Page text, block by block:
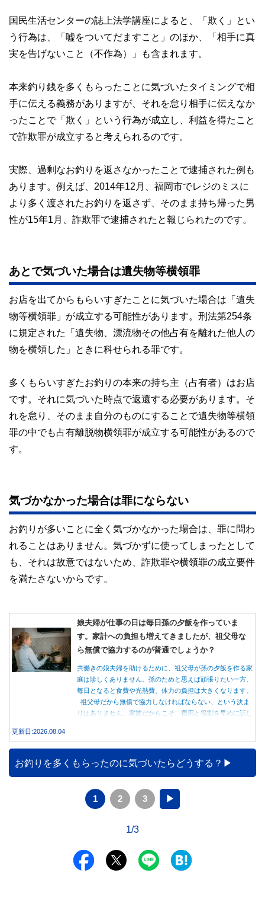
国民生活センターの誌上法学講座によると、「欺く」とい
う行為は、「嘘をついてだますこと」のほか、「相手に真
実を告げないこと（不作為）」も含まれます。
本来釣り銭を多くもらったことに気づいたタイミングで相
手に伝える義務がありますが、それを怠り相手に伝えなか
ったことで「欺く」という行為が成立し、利益を得たこと
で詐欺罪が成立すると考えられるのです。
実際、過剰なお釣りを返さなかったことで逮捕された例も
あります。例えば、2014年12月、福岡市でレジのミスに
より多く渡されたお釣りを返さず、そのまま持ち帰った男
性が15年1月、詐欺罪で逮捕されたと報じられたのです。
あとで気づいた場合は遺失物等横領罪
お店を出てからもらいすぎたことに気づいた場合は「遺失
物等横領罪」が成立する可能性があります。刑法第254条
に規定された「遺失物、漂流物その他占有を離れた他人の
物を横領した」ときに科せられる罪です。
多くもらいすぎたお釣りの本来の持ち主（占有者）はお店
です。それに気づいた時点で返還する必要があります。そ
れを怠り、そのまま自分のものにすることで遺失物等横領
罪の中でも占有離脱物横領罪が成立する可能性があるので
す。
気づかなかった場合は罪にならない
お釣りが多いことに全く気づかなかった場合は、罪に問わ
れることはありません。気づかずに使ってしまったとして
も、それは故意ではないため、詐欺罪や横領罪の成立要件
を満たさないからです。
娘夫婦が仕事の日は毎日孫の夕飯を作っていま
す。家計への負担も増えてきましたが、祖父母な
ら無償で協力するのが普通でしょうか？
共働きの娘夫婦を助けるために、祖父母が孫の夕飯を作る家
庭は珍しくありません。孫のためと思えば頑張りたい一方、
毎日となると食費や光熱費、体力の負担は大きくなります。
祖父母だから無償で協力しなければならない、という決ま
りはありません。家族だからこそ、費用と役割を早めに話し
更新日:2026.08.04
お釣りを多くもらったのに気づいたらどうする？
1 2 3 ▶
1/3